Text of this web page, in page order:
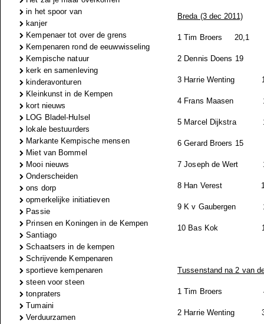
in het spoor van
kanjer
Kempenaer tot over de grens
Kempenaren rond de eeuwwisseling
Kempische natuur
kerk en samenleving
kinderavonturen
Kleinkunst in de Kempen
kort nieuws
LOG Bladel-Hulsel
lokale bestuurders
Markante Kempische mensen
Miet van Bommel
Mooi nieuws
Onderscheiden
ons dorp
opmerkelijke initiatieven
Passie
Prinsen en Koningen in de Kempen
Santiago
Schaatsers in de kempen
Schrijvende Kempenaren
sportieve kempenaren
steen voor steen
tonpraters
Tumaini
Verduurzamen
Breda (3 dec 2011)
1 Tim Broers 20,1
2 Dennis Doens 19
3 Harrie Wenting
4 Frans Maasen
5 Marcel Dijkstra
6 Gerard Broers 15
7 Joseph de Wert
8 Han Verest
9 K v Gaubergen
10 Bas Kok
Tussenstand na 2 van
1 Tim Broers
2 Harrie Wenting